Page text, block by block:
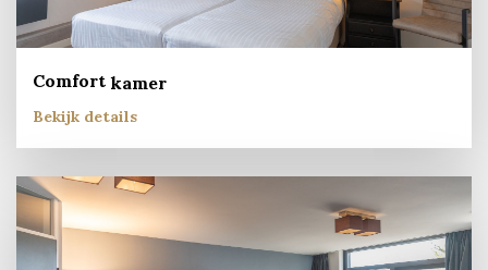
Comfort kamer
Bekijk details